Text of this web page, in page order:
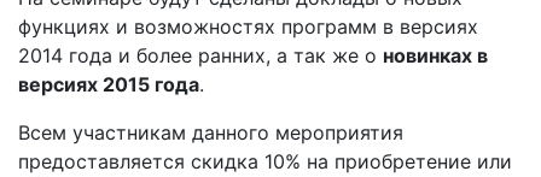
функциях и возможностях программ в версиях
2014 года и более ранних, а так же о новинках в
версиях 2015 года.
Всем участникам данного мероприятия
предоставляется скидка 10% на приобретение или